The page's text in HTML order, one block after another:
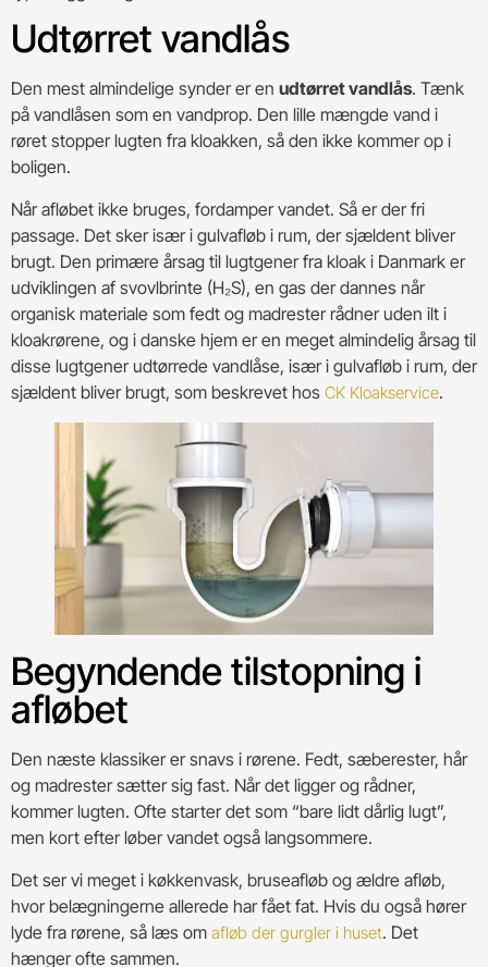
Udtørret vandlås
Den mest almindelige synder er en udtørret vandlås. Tænk
på vandlåsen som en vandprop. Den lille mængde vand i
røret stopper lugten fra kloakken, så den ikke kommer op i
boligen.
Når afløbet ikke bruges, fordamper vandet. Så er der fri
passage. Det sker især i gulvafløb i rum, der sjældent bliver
brugt. Den primære årsag til lugtgener fra kloak i Danmark er
udviklingen af svovlbrinte (H₂S), en gas der dannes når
organisk materiale som fedt og madrester rådner uden ilt i
kloakrørene, og i danske hjem er en meget almindelig årsag til
disse lugtgener udtørrede vandlåse, især i gulvafløb i rum, der
sjældent bliver brugt, som beskrevet hos CK Kloakservice.
Begyndende tilstopning i
afløbet
Den næste klassiker er snavs i rørene. Fedt, sæberester, hår
og madrester sætter sig fast. Når det ligger og rådner,
kommer lugten. Ofte starter det som “bare lidt dårlig lugt”,
men kort efter løber vandet også langsommere.
Det ser vi meget i køkkenvask, bruseafløb og ældre afløb,
hvor belægningerne allerede har fået fat. Hvis du også hører
lyde fra rørene, så læs om afløb der gurgler i huset. Det
hænger ofte sammen.